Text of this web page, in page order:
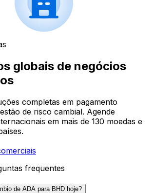
globais de negócios
completas em pagamento
de risco cambial. Agende
em mais de 130 moedas e
frequentes
de ADA para BHD hoje?